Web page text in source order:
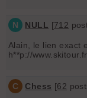
N NULL [712
Alain, le lien exact
h**p://
C Chess [62